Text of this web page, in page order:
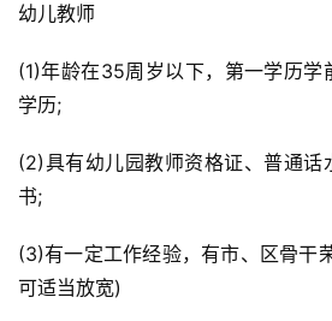
幼儿教师
(1)年龄在35周岁以下，第一学历学
学历;
(2)具有幼儿园教师资格证、普通话
书;
(3)有一定工作经验，有市、区骨干
可适当放宽)